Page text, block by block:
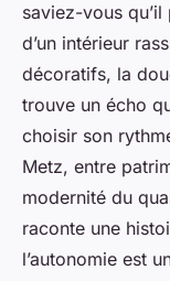
saviez-vous qu’il
d’un intérieur
décoratifs, la
trouve un écho
choisir son
Metz, entre
modernité du
raconte une
l’autonomie est